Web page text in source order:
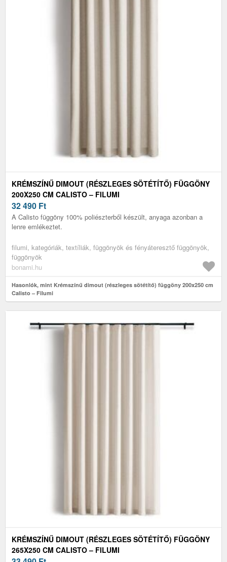
KRÉMSZÍNŰ DIMOUT (RÉSZLEGES SÖTÉTÍTŐ) FÜGGÖNY
200X250 CM CALISTO – FILUMI
32 490 Ft
A Calisto függöny 100% poliészterből készült, anyaga azonban a
lenre emlékeztet.
filumi, kategóriák, textíliák, függönyök és fényáteresztő függönyök,
függönyök
bonami.hu
Hasonlók, mint Krémszínű dimout (részleges sötétítő) függöny 200x250 cm
Calisto – Filumi
KRÉMSZÍNŰ DIMOUT (RÉSZLEGES SÖTÉTÍTŐ) FÜGGÖNY
265X250 CM CALISTO – FILUMI